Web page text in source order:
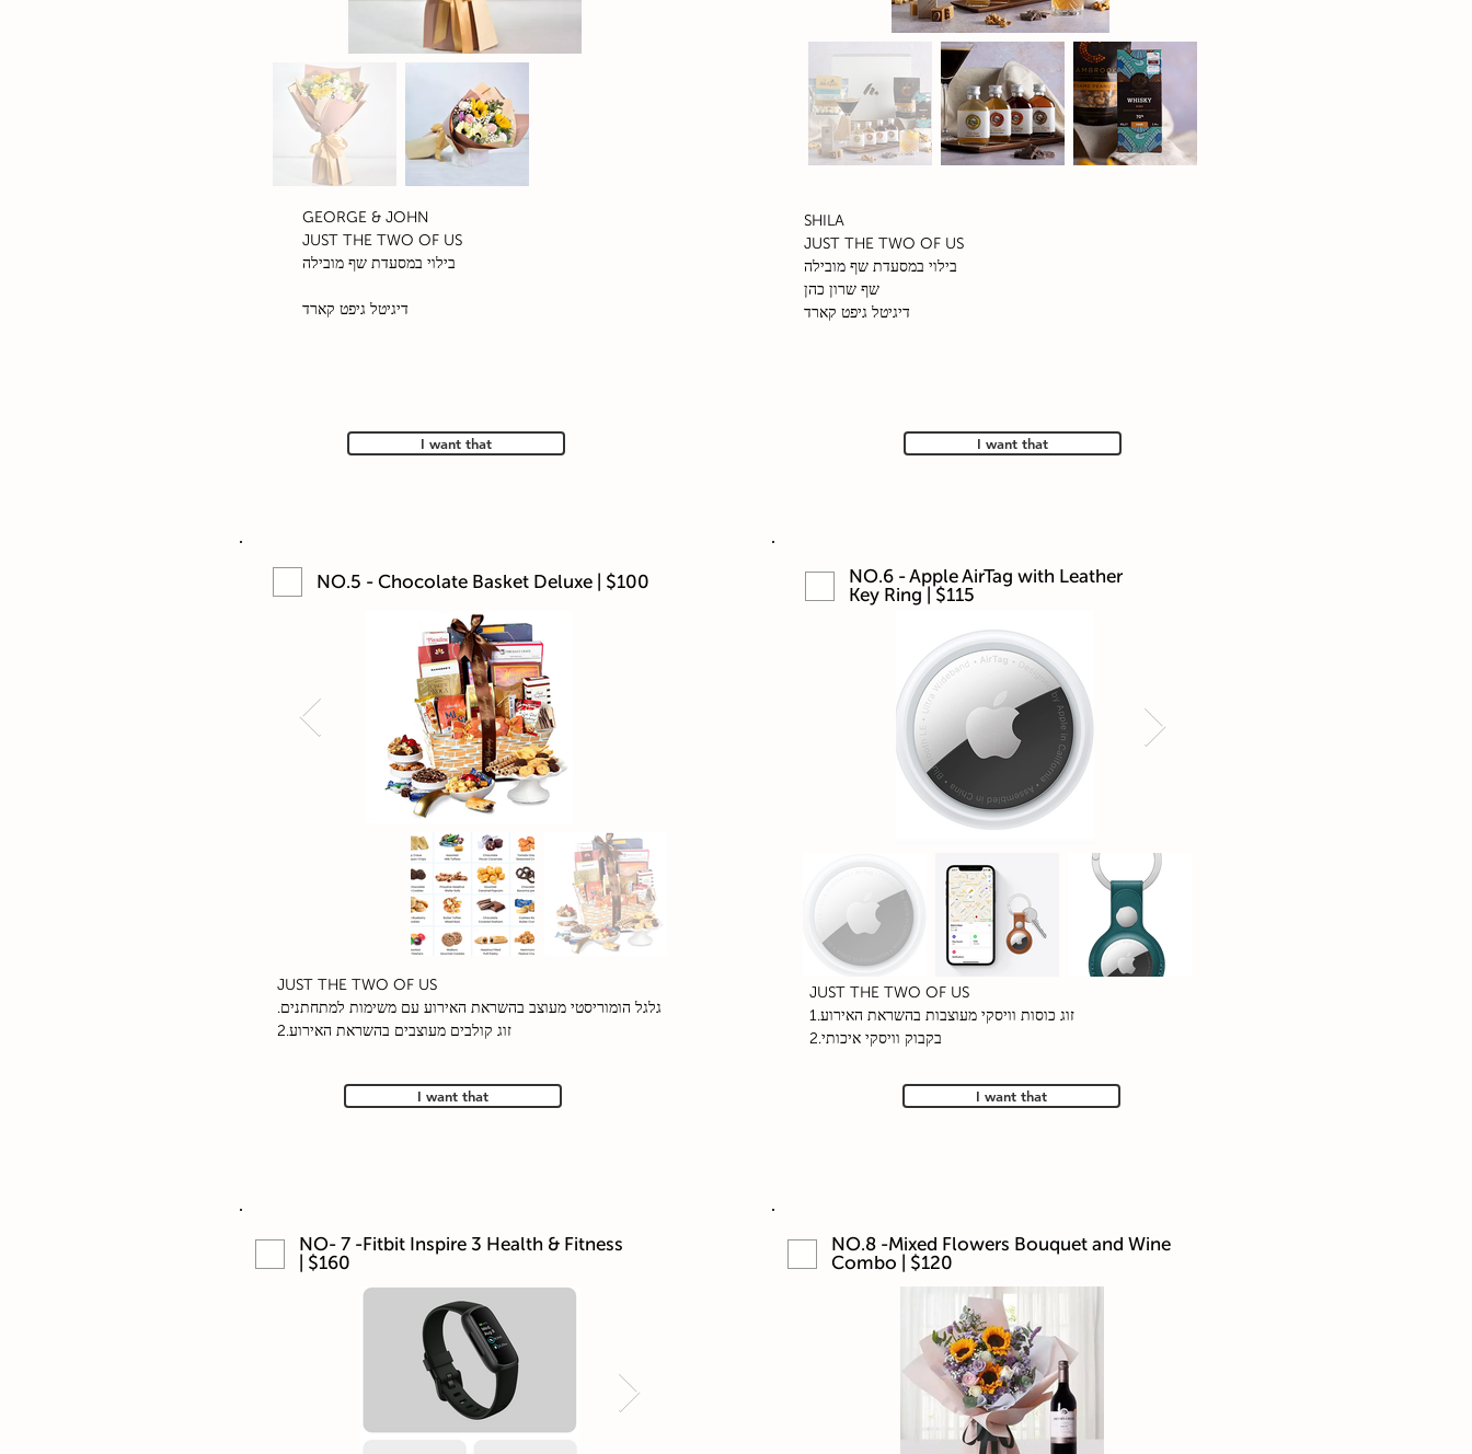
GEORGE & JOHN
JUST THE TWO OF US
בילוי במסעדת שף מובילה
דיגיטל גיפט קארד
I want that
SHILA
JUST THE TWO OF US
בילוי במסעדת שף מובילה
שף שרון כהן
דיגיטל גיפט קארד
I want that
NO.5 - Chocolate Basket Deluxe | $100
JUST THE TWO OF US
.גלגל הומוריסטי מעוצב בהשראת האירוע עם משימות למתחתנים
2.זוג קולבים מעוצבים בהשראת האירוע
I want that
NO- 7 -Fitbit Inspire 3 Health & Fitness
| $160
NO.6 - Apple AirTag with Leather
Key Ring | $115
JUST THE TWO OF US
1.זוג כוסות וויסקי מעוצבות בהשראת האירוע
2.בקבוק וויסקי איכותי
I want that
NO.8 -Mixed Flowers Bouquet and Wine
Combo | $120